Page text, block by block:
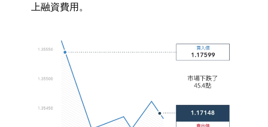
上融資費用。